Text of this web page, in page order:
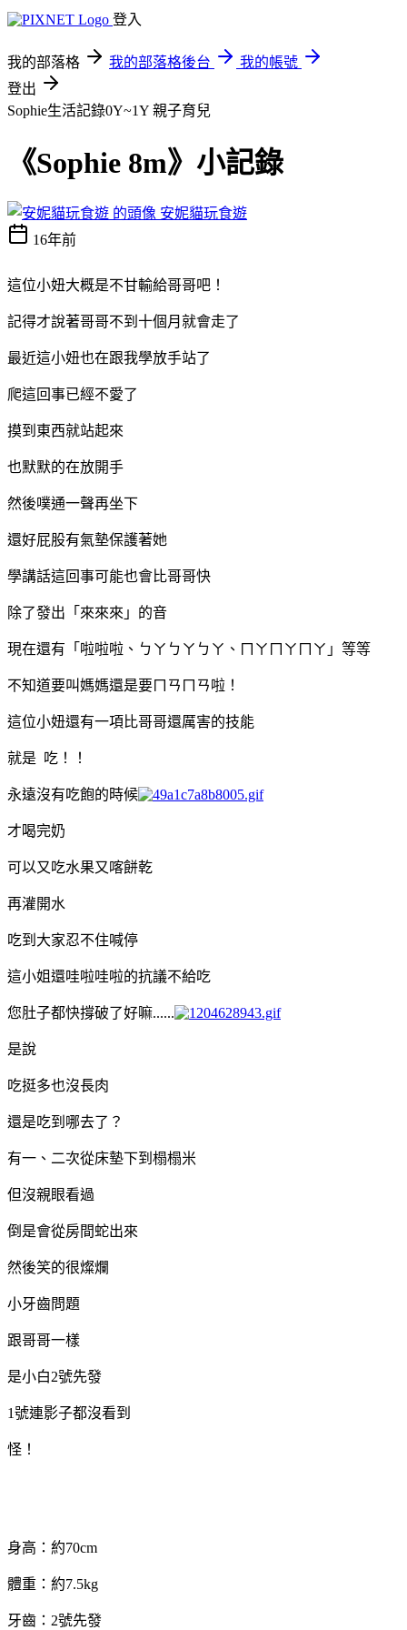
登入
我的部落格 我的部落格後台
我的帳號
登出
Sophie生活記錄0Y~1Y 親子育兒
《Sophie 8m》小記錄
安妮貓玩食遊
16年前
這位小妞大概是不甘輸給哥哥吧！
記得才說著哥哥不到十個月就會走了
最近這小妞也在跟我學放手站了
爬這回事已經不愛了
摸到東西就站起來
也默默的在放開手
然後噗通一聲再坐下
還好屁股有氣墊保護著她
學講話這回事可能也會比哥哥快
除了發出「來來來」的音
現在還有「啦啦啦、ㄅㄚㄅㄚㄅㄚ、ㄇㄚㄇㄚㄇㄚ」等等
不知道要叫媽媽還是要ㄇㄢㄇㄢ啦！
這位小妞還有一項比哥哥還厲害的技能
就是 吃！！
永遠沒有吃飽的時候
才喝完奶
可以又吃水果又喀餅乾
再灌開水
吃到大家忍不住喊停
這小姐還哇啦哇啦的抗議不給吃
您肚子都快撐破了好嘛......
是說
吃挺多也沒長肉
還是吃到哪去了？
有一、二次從床墊下到榻榻米
但沒親眼看過
倒是會從房間蛇出來
然後笑的很燦爛
小牙齒問題
跟哥哥一樣
是小白2號先發
1號連影子都沒看到
怪！
身高：約70cm
體重：約7.5kg
牙齒：2號先發